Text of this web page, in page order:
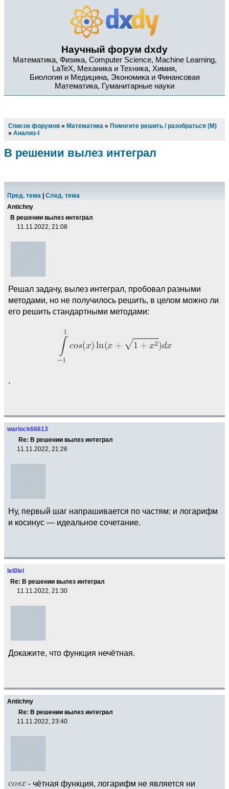
Научный форум dxdy
Математика, Физика, Computer Science, Machine Learning,
LaTeX, Механика и Техника, Химия,
Биология и Медицина, Экономика и Финансовая
Математика, Гуманитарные науки
Список форумов » Математика » Помогите решить / разобраться (М)
» Анализ-I
В решении вылез интеграл
Пред. тема
След. тема
Antichny
В решении вылез интеграл
11.11.2022, 21:08
Решал задачу, вылез интеграл, пробовал разными
методами, но не получилось решить, в целом можно ли
его решить стандартными методами:
warlock66613
Re: В решении вылез интеграл
11.11.2022, 21:26
Ну, первый шаг напрашивается по частям: и логарифм
и косинус — идеальное сочетание.
lel0lel
Re: В решении вылез интеграл
11.11.2022, 21:30
Докажите, что функция нечётная.
Antichny
Re: В решении вылез интеграл
11.11.2022, 23:40
- чётная функция, логарифм не является ни